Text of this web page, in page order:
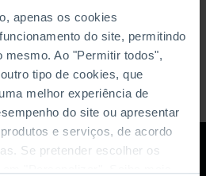
apenas os cookies
do site, permitindo
mesmo. Ao "Permitir todos",
tipo de cookies, que
melhor experiência de
do site ou apresentar
e serviços, de acordo
Se pretender escolher os